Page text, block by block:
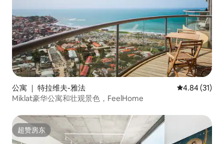
公寓 ｜ 特拉维夫-雅法 平均评分
4.84 (31)
Miklat豪华公寓和壮观景色，FeelHome
超赞房东
超赞房东